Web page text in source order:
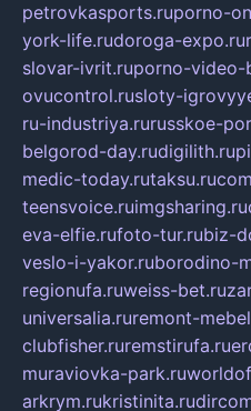
petrovkasports.ruporno-
york-life.rudoroga-expo.ru
slovar-ivrit.ruporno-video-
ovucontrol.rusloty-
ru-industriya.rurusskoe-
belgorod-day.rudigilith.ru
medic-today.rutaksu.ru
teensvoice.ruimgsharing.ru
eva-elfie.rufoto-tur.rubiz-
veslo-i-yakor.ruborodino-
regionufa.ruweiss-bet.ru
universalia.ruremont-
clubfisher.ruremstirufa.ru
muraviovka-park.ru
arkrym.rukristinita.ru